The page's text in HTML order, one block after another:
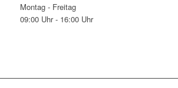
Montag - Freitag
09:00 Uhr - 16:00 Uhr